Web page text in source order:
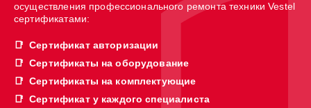
осуществления профессионального ремонта техники Vestel
сертификатами:
Сертификат авторизации
Сертификаты на оборудование
Сертификаты на комплектующие
Сертификат у каждого специалиста